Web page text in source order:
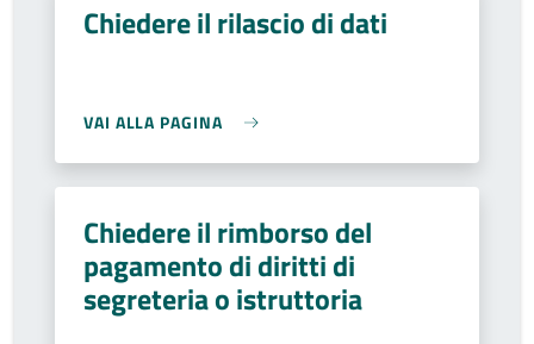
Chiedere il rilascio di dati
VAI ALLA PAGINA
Chiedere il rimborso del
pagamento di diritti di
segreteria o istruttoria